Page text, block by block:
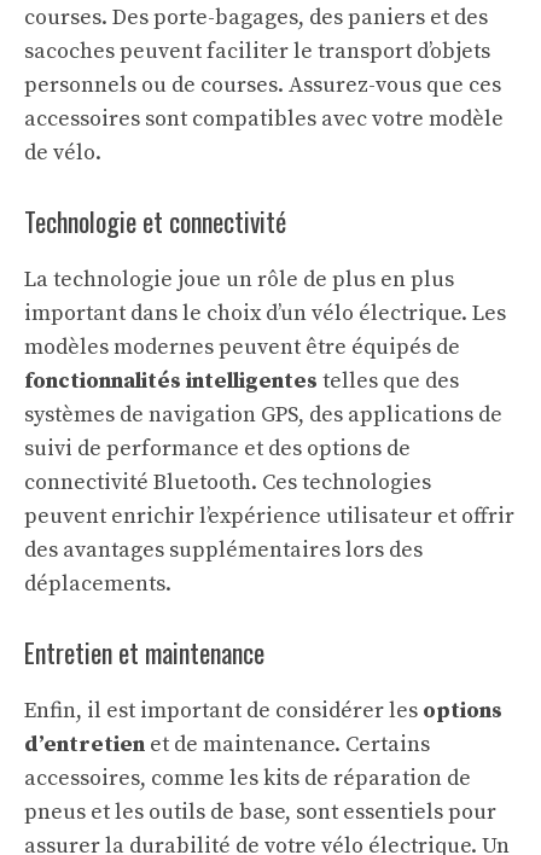
courses. Des porte-bagages, des paniers et des
sacoches peuvent faciliter le transport d’objets
personnels ou de courses. Assurez-vous que ces
accessoires sont compatibles avec votre modèle
de vélo.
Technologie et connectivité
La technologie joue un rôle de plus en plus
important dans le choix d’un vélo électrique. Les
modèles modernes peuvent être équipés de
fonctionnalités intelligentes telles que des
systèmes de navigation GPS, des applications de
suivi de performance et des options de
connectivité Bluetooth. Ces technologies
peuvent enrichir l’expérience utilisateur et offrir
des avantages supplémentaires lors des
déplacements.
Entretien et maintenance
Enfin, il est important de considérer les options
d’entretien et de maintenance. Certains
accessoires, comme les kits de réparation de
pneus et les outils de base, sont essentiels pour
assurer la durabilité de votre vélo électrique. Un